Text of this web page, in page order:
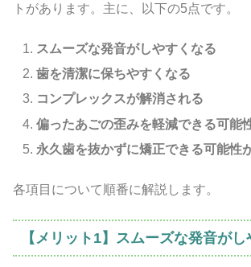
トがあります。主に、以下の5点です。
スムーズな発音がしやすくなる
歯を清潔に保ちやすくなる
コンプレックスが解消される
偏ったあごの歪みを軽減できる可能
永久歯を抜かずに矯正できる可能性
各項目について順番に解説します。
【メリット1】スムーズな発音が